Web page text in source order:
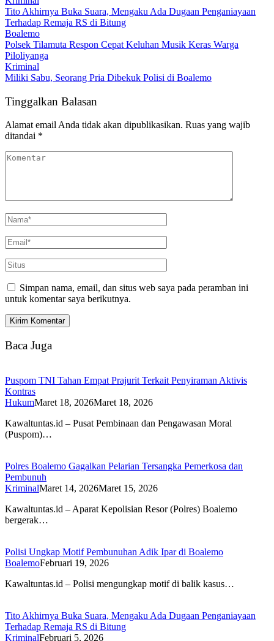
Tito Akhirnya Buka Suara, Mengaku Ada Dugaan Penganiayaan
Terhadap Remaja RS di Bitung
Boalemo
Polsek Tilamuta Respon Cepat Keluhan Musik Keras Warga
Piloliyanga
Kriminal
Miliki Sabu, Seorang Pria Dibekuk Polisi di Boalemo
Tinggalkan Balasan
Alamat email Anda tidak akan dipublikasikan. Ruas yang wajib
ditandai *
Simpan nama, email, dan situs web saya pada peramban ini
untuk komentar saya berikutnya.
Baca Juga
Puspom TNI Tahan Empat Prajurit Terkait Penyiraman Aktivis
Kontras
HukumMaret 18, 2026Maret 18, 2026
Kawaltuntas.id – Pusat Pembinaan dan Pengawasan Moral
(Puspom)…
Polres Boalemo Gagalkan Pelarian Tersangka Pemerkosa dan
Pembunuh
KriminalMaret 14, 2026Maret 15, 2026
Kawaltuntas.id – Aparat Kepolisian Resor (Polres) Boalemo
bergerak…
Polisi Ungkap Motif Pembunuhan Adik Ipar di Boalemo
BoalemoFebruari 19, 2026
Kawaltuntas.id – Polisi mengungkap motif di balik kasus…
Tito Akhirnya Buka Suara, Mengaku Ada Dugaan Penganiayaan
Terhadap Remaja RS di Bitung
KriminalFebruari 5, 2026